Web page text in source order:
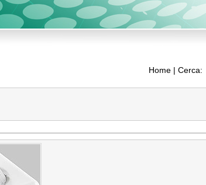
Home | Cerca: